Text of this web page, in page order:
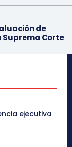
de
Suprema Corte
ejecutiva